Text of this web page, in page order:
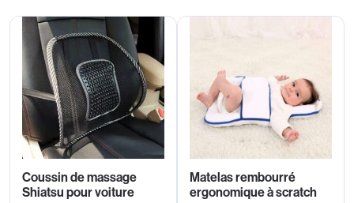
Coussin de massage
Shiatsu pour voiture
Matelas rembourré
ergonomique à scratch